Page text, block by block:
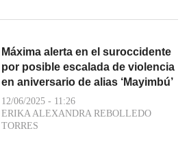
Máxima alerta en el suroccidente
por posible escalada de violencia
en aniversario de alias ‘Mayimbú’
12/06/2025 - 11:26
ERIKA ALEXANDRA REBOLLEDO
TORRES